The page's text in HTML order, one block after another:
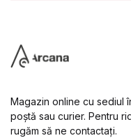
Magazin online cu sediul
poștă sau curier. Pentru
rugăm să ne contactați.